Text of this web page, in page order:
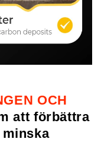
OCH
att förbättra